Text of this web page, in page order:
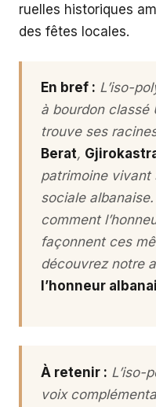
ruelles historiques
des fêtes locales.
En bref : L’iso-
à bourdon classé
trouve ses
Berat,
patrimoine vivant
sociale
comment
façonnent ces
découvrez notre
l’honneur
À retenir : L’iso-
voix